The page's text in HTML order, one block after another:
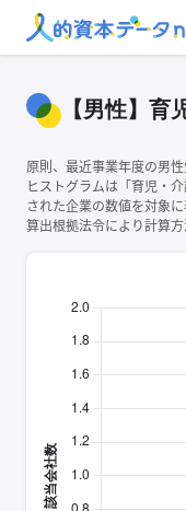
【男性】育
原則、最近事業年度の男
ヒストグラムは「育児・
された企業の数値を対象に
算出根拠法令により計算